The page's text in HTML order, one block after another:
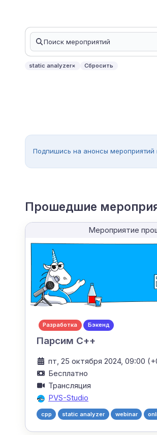
static analyzer× Сбросить
Подпишись на анонсы
Прошедшие
Мероприятие
Разработка Бэкенд
Парсим С++
пт, 25 октября 2024, 09:00
Бесплатно
Трансляция
PVS-Studio
cpp static analyzer webinar